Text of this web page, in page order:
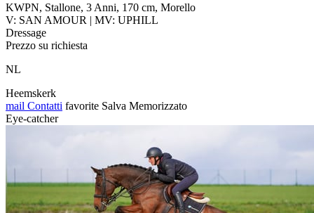
KWPN, Stallone, 3 Anni, 170 cm, Morello
V: SAN AMOUR | MV: UPHILL
Dressage
Prezzo su richiesta
NL
Heemskerk
mail Contatti favorite Salva Memorizzato
Eye-catcher